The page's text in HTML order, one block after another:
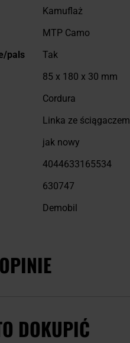
Kamuflaż
MTP Camo
pals
Tak
85 x 180 x 30 mm
Cordura
Linka ze ściągaczem
jak nowy
4044633165534
630747
Demobil
OPINIE
DOKUPIĆ